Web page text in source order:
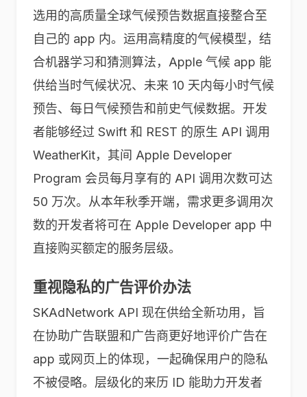
选用的高质量全球气候预告数据直接整合至
自己的 app 内。运用高精度的气候模型，结
合机器学习和猜测算法，Apple 气候 app 能
供给当时气候状况、未来 10 天内每小时气候
预告、每日气候预告和前史气候数据。开发
者能够经过 Swift 和 REST 的原生 API 调用
WeatherKit，其间 Apple Developer
Program 会员每月享有的 API 调用次数可达
50 万次。从本年秋季开端，需求更多调用次
数的开发者将可在 Apple Developer app 中
直接购买额定的服务层级。
重视隐私的广告评价办法
SKAdNetwork API 现在供给全新功用，旨
在协助广告联盟和广告商更好地评价广告在
app 或网页上的体现，一起确保用户的隐私
不被侵略。层级化的来历 ID 能助力开发者